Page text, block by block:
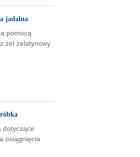
jadalna
pomocą
żel żelatynowy
dotyczące
osiągnięcia